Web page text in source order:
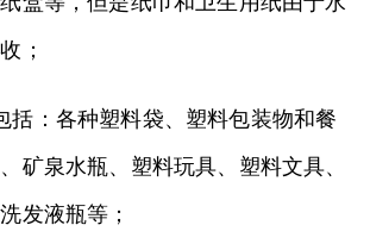
；
括：各种塑料袋、塑料包装物和餐
矿泉水瓶、塑料玩具、塑料文具、
发液瓶等；